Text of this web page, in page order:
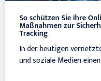
So schützen Sie Ihre
Maßnahmen zur
Tracking
In der heutigen
und soziale Medien